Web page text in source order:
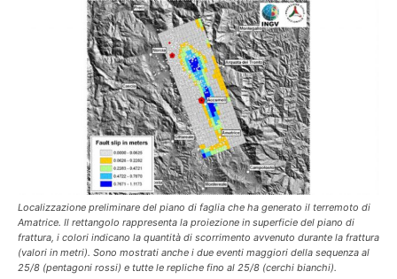
Localizzazione preliminare del piano di faglia che ha generato il terremoto di
Amatrice. Il rettangolo rappresenta la proiezione in superficie del piano di
frattura, i colori indicano la quantità di scorrimento avvenuto durante la frattura
(valori in metri). Sono mostrati anche i due eventi maggiori della sequenza al
25/8 (pentagoni rossi) e tutte le repliche fino al 25/8 (cerchi bianchi).